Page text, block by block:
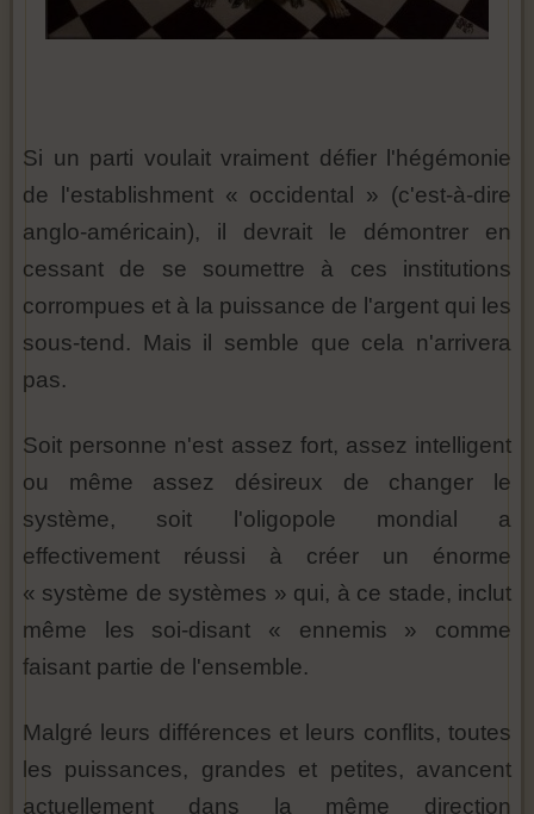
Si un parti voulait vraiment défier l'hégémonie
de l'establishment « occidental » (c'est-à-dire
anglo-américain), il devrait le démontrer en
cessant de se soumettre à ces institutions
corrompues et à la puissance de l'argent qui les
sous-tend. Mais il semble que cela n'arrivera
pas.
Soit personne n'est assez fort, assez intelligent
ou même assez désireux de changer le
système, soit l'oligopole mondial a
effectivement réussi à créer un énorme
« système de systèmes » qui, à ce stade, inclut
même les soi-disant « ennemis » comme
faisant partie de l'ensemble.
Malgré leurs différences et leurs conflits, toutes
les puissances, grandes et petites, avancent
actuellement dans la même direction